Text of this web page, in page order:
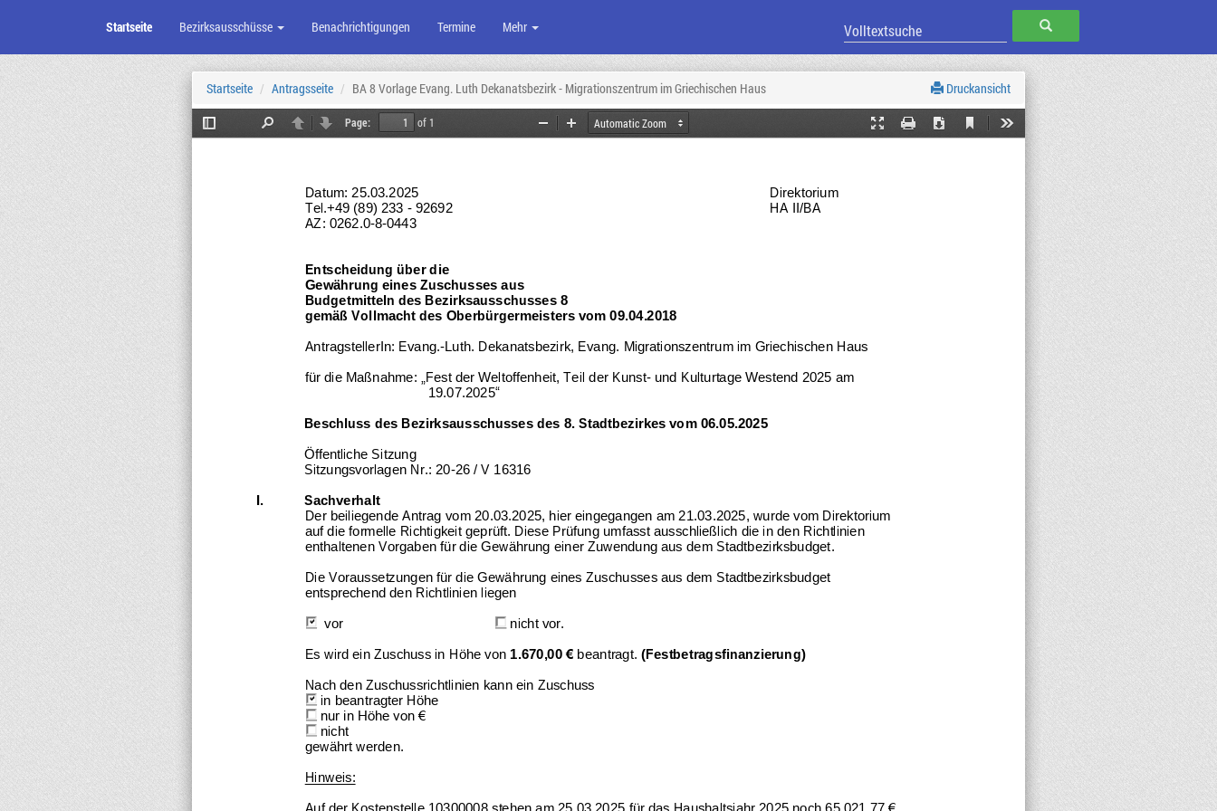
Zum
Seiteninhalt
SUCHEN
Startseite Bezirksausschüsse Benachrichtigungen Termine Mehr
Startseite Antragsseite BA 8 Vorlage Evang. Luth Dekanatsbezirk - Migrationszentrum im Griechischen Haus Druckansicht
Toggle
Find PreviousNext
Page:
of 1
Presentation
Print Download
Current
Tools
Zoom Zoom
Datum: 25.03.2025
Direktorium
Tel.+49 (89) 233 - 92692
HA II/BA
AZ: 0262.0-8-0443
Entscheidung über die
Gewährung eines Zuschusses aus
Budgetmitteln des Bezirksausschusses 8
gemäß Vollmacht des Oberbürgermeisters vom 09.04.2018
AntragstellerIn: Evang.-Luth. Dekanatsbezirk, Evang. Migrationszentrum im Griechischen Haus
für die Maßnahme: Fest der Weltoffenheit, Teil der Kunst- und Kulturtage Westend 2025 am
19.07.2025“
Beschluss des Bezirksausschusses des 8. Stadtbezirkes vom 06.05.2025
Öffentliche Sitzung
Sitzungsvorlagen Nr.: 20-26 / V 16316
I.
Sachverhalt
Der beiliegende Antrag vom 20.03.2025 , hier eingegangen am 21.03.2025 , wurde vom Direktorium
auf die formelle Richtigkeit geprüft. Diese Prüfung umfasst ausschließlich die in den Richtlinien
enthaltenen Vorgaben für die Gewährung einer Zuwendung aus dem Stadtbezirksbudget.
Die Voraussetzungen für die Gewährung eines Zuschusses aus dem Stadtbezirksbudget
entsprechend den Richtlinien liegen
vor nicht vor.
Es wird ein Zuschuss in Höhe von 1.670,00 € beantragt. (Festbetragsfinanzierung)
Nach den Zuschussrichtlinien kann ein Zuschuss
in beantragter Höhe
nur in Höhe von €
nicht
gewährt werden.
Hinweis:
Auf der Kostenstelle 10300008 stehen am 25.03.2025 für das Haushaltsjahr 2025 noch 65.021,77 €